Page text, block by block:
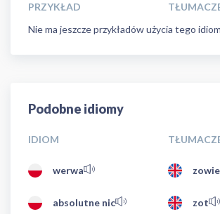
PRZYKŁAD
Nie ma jeszcze przykładów użycia tego
Podobne idiomy
IDIOM
werwa zowie
absolutne nic zot